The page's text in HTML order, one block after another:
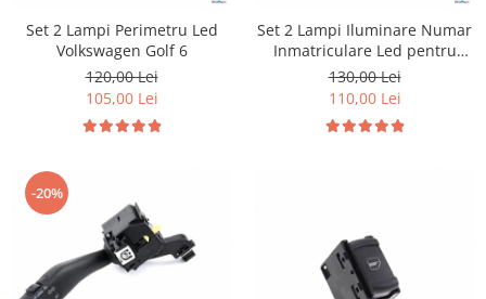
Set 2 Lampi Perimetru Led
Volkswagen Golf 6
120,00 Lei
105,00 Lei
Set 2 Lampi Iluminare Numar
Inmatriculare Led pentru
Volkswagen Golf
130,00 Lei
110,00 Lei
-20%